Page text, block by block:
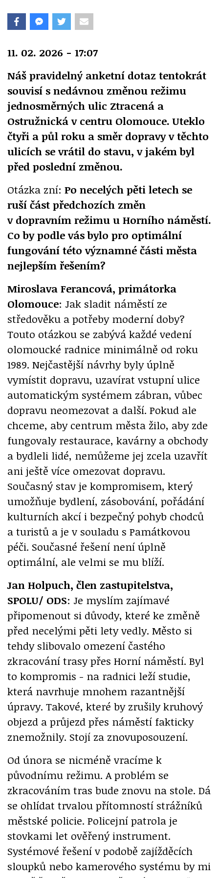
11. 02. 2026 - 17:07
Náš pravidelný anketní dotaz tentokrát
souvisí s nedávnou změnou režimu
jednosměrných ulic Ztracená a
Ostružnická v centru Olomouce. Uteklo
čtyři a půl roku a směr dopravy v těchto
ulicích se vrátil do stavu, v jakém byl
před poslední změnou.
Otázka zní: Po necelých pěti letech se
ruší část předchozích změn
v dopravním režimu u Horního náměstí.
Co by podle vás bylo pro optimální
fungování této významné části města
nejlepším řešením?
Miroslava Ferancová, primátorka
Olomouce: Jak sladit náměstí ze
středověku a potřeby moderní doby?
Touto otázkou se zabývá každé vedení
olomoucké radnice minimálně od roku
1989. Nejčastější návrhy byly úplně
vymístit dopravu, uzavírat vstupní ulice
automatickým systémem zábran, vůbec
dopravu neomezovat a další. Pokud ale
chceme, aby centrum města žilo, aby zde
fungovaly restaurace, kavárny a obchody
a bydleli lidé, nemůžeme jej zcela uzavřít
ani ještě více omezovat dopravu.
Současný stav je kompromisem, který
umožňuje bydlení, zásobování, pořádání
kulturních akcí i bezpečný pohyb chodců
a turistů a je v souladu s Památkovou
péči. Současné řešení není úplně
optimální, ale velmi se mu blíží.
Jan Holpuch, člen zastupitelstva,
SPOLU/ ODS: Je myslím zajímavé
připomenout si důvody, které ke změně
před necelými pěti lety vedly. Město si
tehdy slibovalo omezení častého
zkracování trasy přes Horní náměstí. Byl
to kompromis - na radnici leží studie,
která navrhuje mnohem razantnější
úpravy. Takové, které by zrušily kruhový
objezd a průjezd přes náměstí fakticky
znemožnily. Stojí za znovuposouzení.
Od února se nicméně vracíme k
původnímu režimu. A problém se
zkracováním tras bude znovu na stole. Dá
se ohlídat trvalou přítomností strážníků
městské policie. Policejní patrola je
stovkami let ověřený instrument.
Systémové řešení v podobě zajížděcích
sloupků nebo kamerového systému by mi